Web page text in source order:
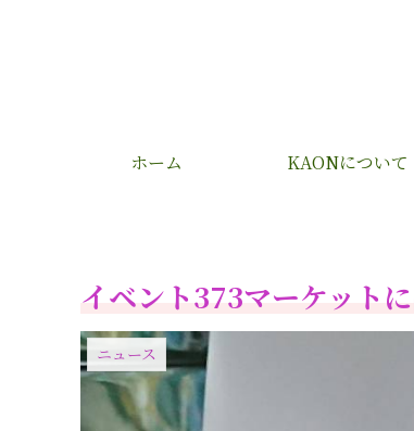
ホーム KAONについて
イベント373マーケット
ニュース